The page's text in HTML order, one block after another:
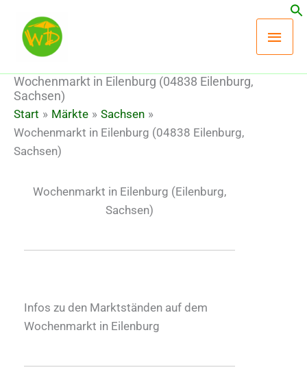
Inhalt
springen
Wochenmarkt in Eilenburg (04838 Eilenburg,
Sachsen)
Start Märkte
Sachsen
Wochenmarkt in Eilenburg (04838 Eilenburg,
Sachsen)
Wochenmarkt in Eilenburg (Eilenburg,
Sachsen)
Infos zu den Marktständen auf dem
Wochenmarkt in Eilenburg